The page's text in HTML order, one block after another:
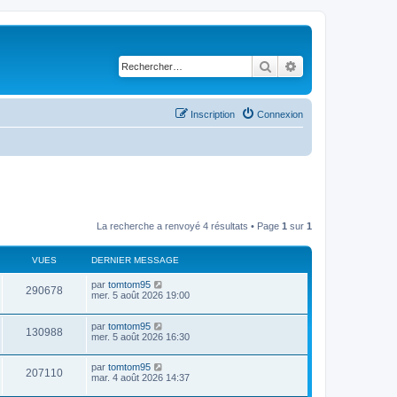
Rechercher
Connexion
Inscription
La recherche a renvoyé 4 résultats • Page 1 sur 1
VUES DERNIER MESSAGE
290678
u
s
D
e
n
i
e
m
e
s
par tomtom95
mer. 5 août 2026 19:00
130988
u
e
D
e
n
i
e
par tomtom95
mer. 5 août 2026 16:30
207110V
D
e
par tomtom95
mar. 4 août 2026 14:37